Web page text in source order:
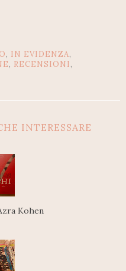
, IN EVIDENZA,
, RECENSIONI,
INTERESSARE
Kohen